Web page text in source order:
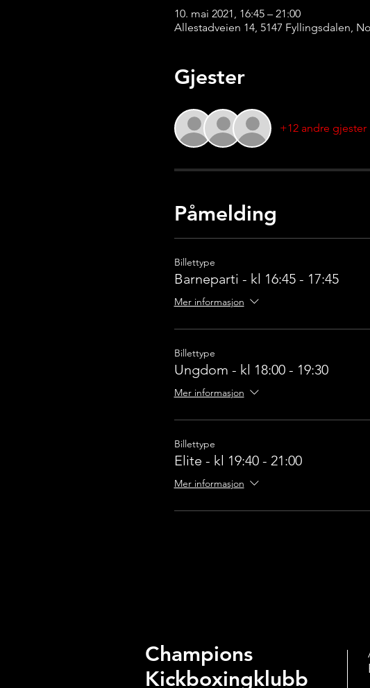
10. mai 2021, 16:45 – 21:00
Allestadveien 14, 5147 Fyllingsdalen,
Gjester
+12 andre gjester
Påmelding
Billettype
Barneparti - kl 16:45 - 17:45
Mer informasjon
Billettype
Ungdom - kl 18:00 - 19:30
Mer informasjon
Billettype
Elite - kl 19:40 - 21:00
Mer informasjon
Champions
Kickboxingklubb